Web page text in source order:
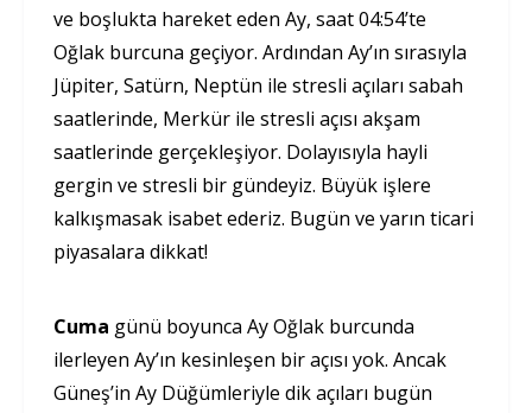
ve boşlukta hareket eden Ay, saat 04:54’te
Oğlak burcuna geçiyor. Ardından Ay’ın sırasıyla
Jüpiter, Satürn, Neptün ile stresli açıları sabah
saatlerinde, Merkür ile stresli açısı akşam
saatlerinde gerçekleşiyor. Dolayısıyla hayli
gergin ve stresli bir gündeyiz. Büyük işlere
kalkışmasak isabet ederiz. Bugün ve yarın ticari
piyasalara dikkat!
Cuma günü boyunca Ay Oğlak burcunda
ilerleyen Ay’ın kesinleşen bir açısı yok. Ancak
Güneş’in Ay Düğümleriyle dik açıları bugün